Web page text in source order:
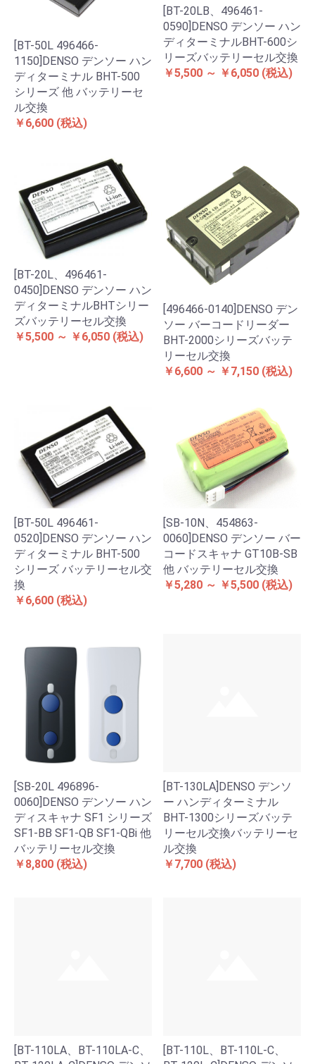
[BT-50L 496466-
1150]DENSO デンソー ハン
ディターミナル BHT-500
シリーズ 他 バッテリーセ
ル交換
￥6,600 (税込)
[BT-20LB、496461-
0590]DENSO デンソー ハン
ディターミナルBHT-600シ
リーズバッテリーセル交換
￥5,500 ～ ￥6,050 (税込)
[BT-20L、496461-
0450]DENSO デンソー ハン
ディターミナルBHTシリー
ズバッテリーセル交換
￥5,500 ～ ￥6,050 (税込)
[496466-0140]DENSO デン
ソー バーコードリーダー
BHT-2000シリーズバッテ
リーセル交換
￥6,600 ～ ￥7,150 (税込)
[BT-50L 496461-
0520]DENSO デンソー ハン
ディターミナル BHT-500
シリーズ バッテリーセル交
換
￥6,600 (税込)
[SB-10N、454863-
0060]DENSO デンソー バー
コードスキャナ GT10B-SB
他 バッテリーセル交換
￥5,280 ～ ￥5,500 (税込)
[SB-20L 496896-
0060]DENSO デンソー ハン
ディスキャナ SF1 シリーズ
SF1-BB SF1-QB SF1-QBi 他
バッテリーセル交換
￥8,800 (税込)
[BT-130LA]DENSO デンソ
ー ハンディターミナル
BHT-1300シリーズバッテ
リーセル交換バッテリーセ
ル交換
￥7,700 (税込)
[BT-110LA、BT-110LA-C、
[BT-110L、BT-110L-C、